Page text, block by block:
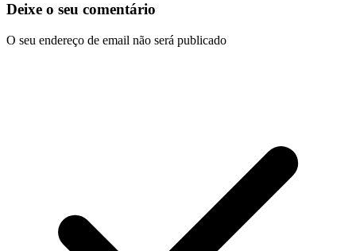
Deixe o seu comentário
O seu endereço de email não será publicado